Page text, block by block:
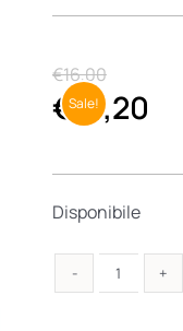
€16,00
€15,20
Sale!
Disponibile
Signore,